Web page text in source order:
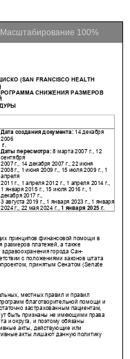
Масштабирование 100%